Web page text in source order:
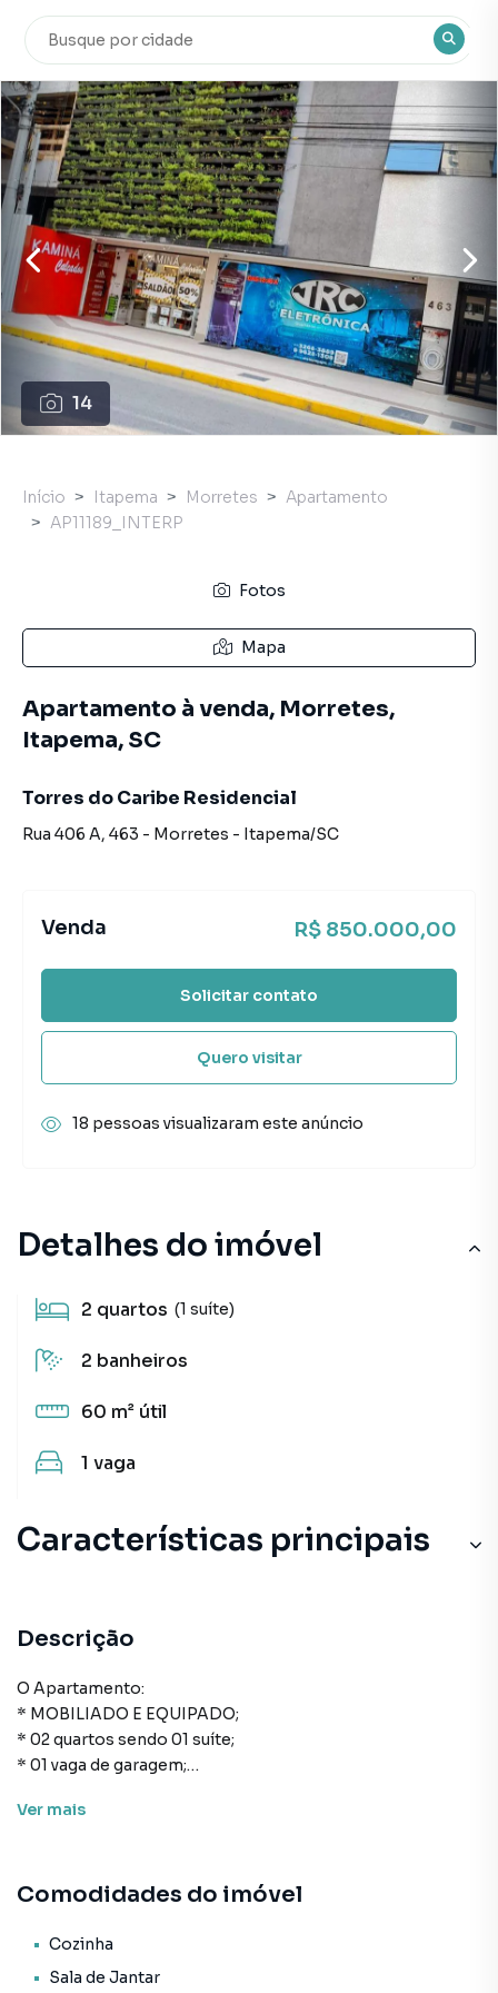
14
Detalhes do imóvel
2 quartos (1 suíte)
2 banheiros
60 m² útil
1 vaga
Características principais
Descrição
O Apartamento:
* MOBILIADO E EQUIPADO;
* 02 quartos sendo 01 suíte;
* 01 vaga de garagem;
* Cozinha;
* Sala de estar e de jantar;
* Infraestrutura para água quente;
* Espera para split;
Ver mais
Comodidades do imóvel
Cozinha
Sala de Jantar
Início Itapema Morretes
Apartamento
AP11189_INTERP
Fotos
Mapa
Apartamento à venda, Morretes,
Itapema, SC
Torres do Caribe Residencial
Rua 406 A, 463 - Morretes - Itapema/SC
Venda R$ 850.000,00
Solicitar contato
Quero visitar
18 pessoas visualizaram este anúncio